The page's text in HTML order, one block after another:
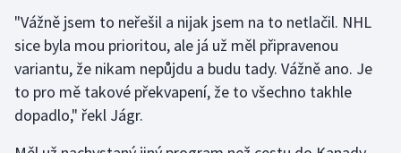
Florbal
Futsal
Golf
Gymnastika
"Vážně jsem to neřešil a nijak jsem na to netlačil. NHL
sice byla mou prioritou, ale já už měl připravenou
variantu, že nikam nepůjdu a budu tady. Vážně ano. Je
to pro mě takové překvapení, že to všechno takhle
dopadlo," řekl Jágr.